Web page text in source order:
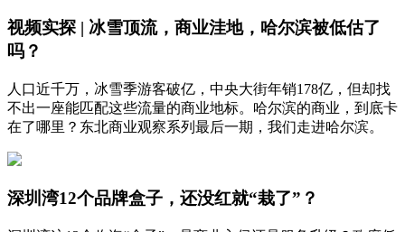
视频实探 | 冰雪顶流，商业洼地，哈尔滨被低估了
吗？
人口近千万，冰雪季游客破亿，中央大街年销178亿，但却找
不出一座能匹配这些流量的商业地标。哈尔滨的商业，到底卡
在了哪里？东北商业观察系列最后一期，我们走进哈尔滨。
深圳湾12个品牌盒子，还没红就“栽了”？